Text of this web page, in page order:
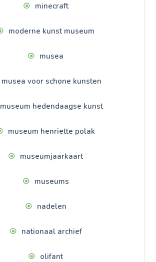
minecraft
moderne kunst museum
musea
musea voor schone kunsten
museum hedendaagse kunst
museum henriette polak
museumjaarkaart
museums
nadelen
nationaal archief
olifant